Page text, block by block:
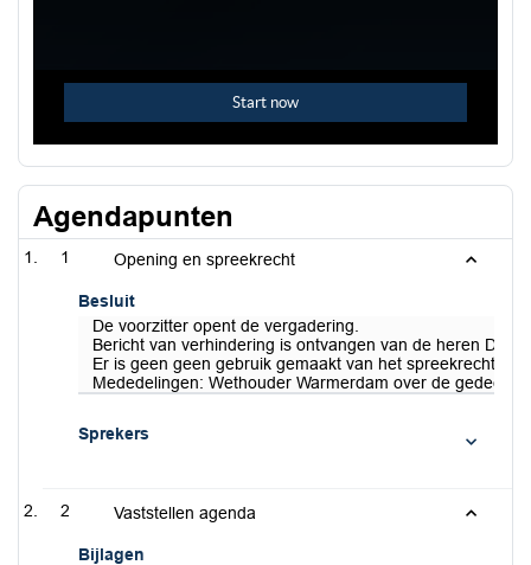
Agendapunten
1 Opening en spreekrecht
Besluit
De voorzitter opent de vergadering.
Bericht van verhindering is ontvangen van de heren
Er is geen geen gebruik gemaakt van het spreekrecht.
Mededelingen: Wethouder Warmerdam over de
Sprekers
2 Vaststellen agenda
Bijlagen